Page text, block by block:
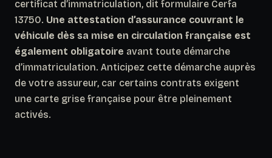
certificat d’immatriculation, dit formulaire Cerfa
13750. Une attestation d’assurance couvrant le
véhicule dès sa mise en circulation française est
également obligatoire avant toute démarche
d’immatriculation. Anticipez cette démarche auprès
de votre assureur, car certains contrats exigent
une carte grise française pour être pleinement
activés.